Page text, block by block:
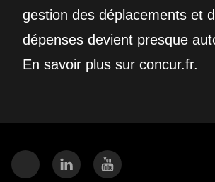
gestion des déplacements et
dépenses devient presque
En savoir plus sur concur.fr.